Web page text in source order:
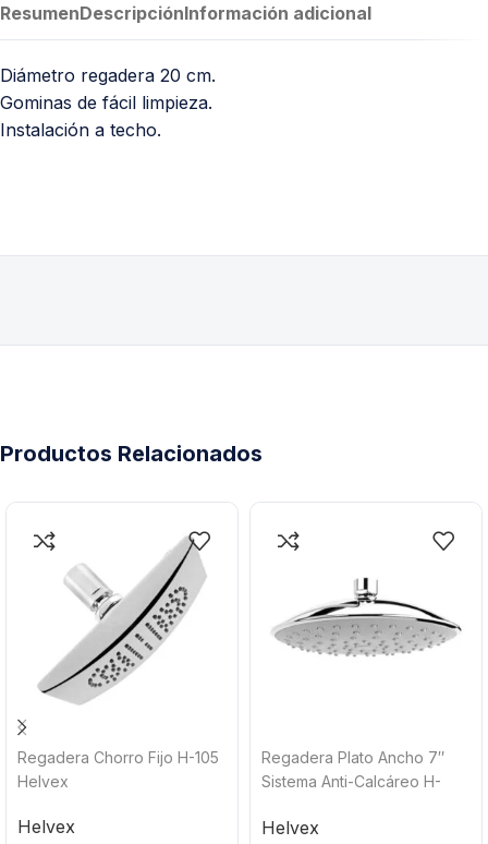
ResumenDescripciónInformación adicional
Diámetro regadera 20 cm.
Gominas de fácil limpieza.
Instalación a techo.
Productos Relacionados
Regadera Chorro Fijo H-105
Helvex
Helvex
Regadera Plato Ancho 7″
Sistema Anti-Calcáreo H-
Helvex